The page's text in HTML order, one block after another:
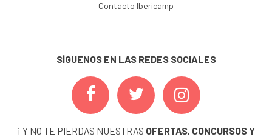
Contacto Ibericamp
SÍGUENOS EN LAS REDES SOCIALES
¡ Y NO TE PIERDAS NUESTRAS OFERTAS, CONCURSOS Y